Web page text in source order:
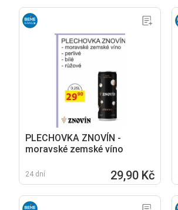
PLECHOVKA ZNOVÍN -
moravské zemské víno
24 dní 29,90 Kč